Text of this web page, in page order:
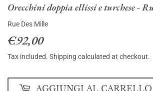
Orecchini doppia ellissi e turchese -
Rue Des Mille
€92,00€92,00
Tax included. Shipping calculated at checkout.
AGGIUNGI AL CARRELLO